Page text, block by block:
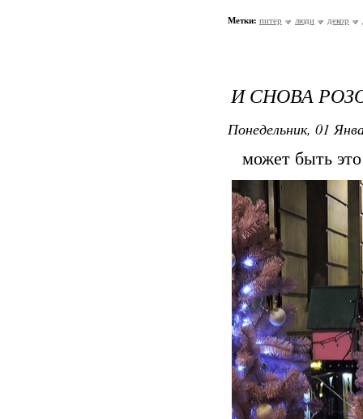
Метки: питер люди декор
И СНОВА
Понедельник, 01
может быть